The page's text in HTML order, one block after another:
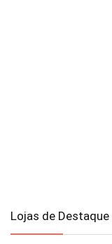
Lojas de Destaque